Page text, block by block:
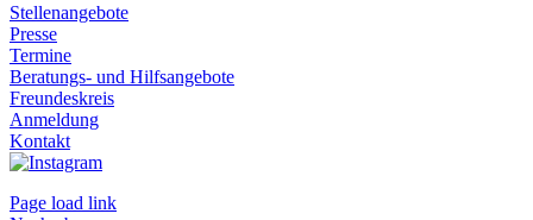
Stellenangebote
Presse
Termine
Beratungs- und Hilfsangebote
Freundeskreis
Anmeldung
Kontakt
Page load link